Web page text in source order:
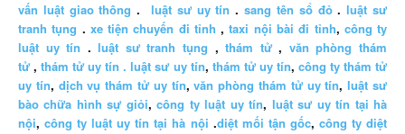
vấn luật giao thông . luật sư uy tín .sang tên sổ đỏ.luật sư
tranh tụng . xe tiện chuyến đi tỉnh ,taxi nội bài đi tỉnh, công ty
luật uy tín .luật sư tranh tụng ,thám tử, văn phòng thám
tử ,thám tử uy tín . luật sư uy tín, thám tử uy tín, công ty thám tử
uy tín, dịch vụ thám tử uy tín,văn phòng thám tử uy tín,luật sư
bào chữa hình sự giỏi,công ty luật uy tín, luật sư uy tín tại hà
nội,công ty luật uy tín tại hà nội .diệt mối tận gốc, công ty diệt